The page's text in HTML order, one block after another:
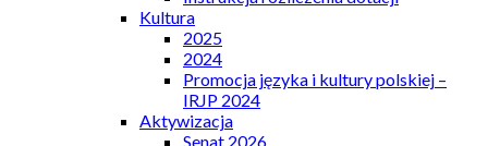
Kultura
2025
2024
Promocja języka i kultury polskiej –
IRJP 2024
Aktywizacja
Senat 2026